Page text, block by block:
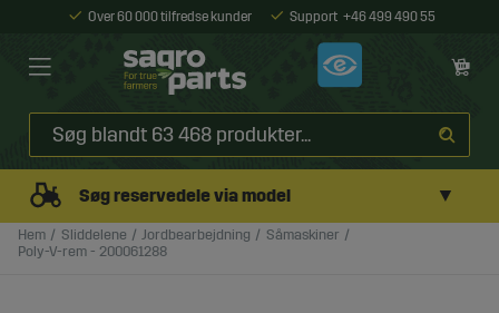
Over 60 000 tilfredse kunder Support +46 499 490 55
Søg reservedele via model ▼
Hem Sliddelene Jordbearbejdning
Såmaskiner
Poly-V-rem - 200061288